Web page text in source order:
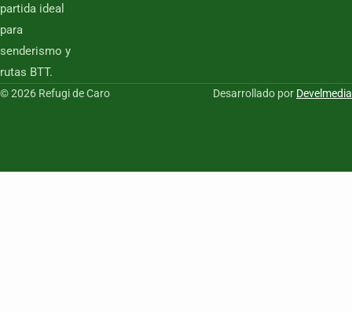
partida ideal
para
senderismo y
rutas BTT.
© 2026 Refugi de Caro Desarrollado por Develmedia